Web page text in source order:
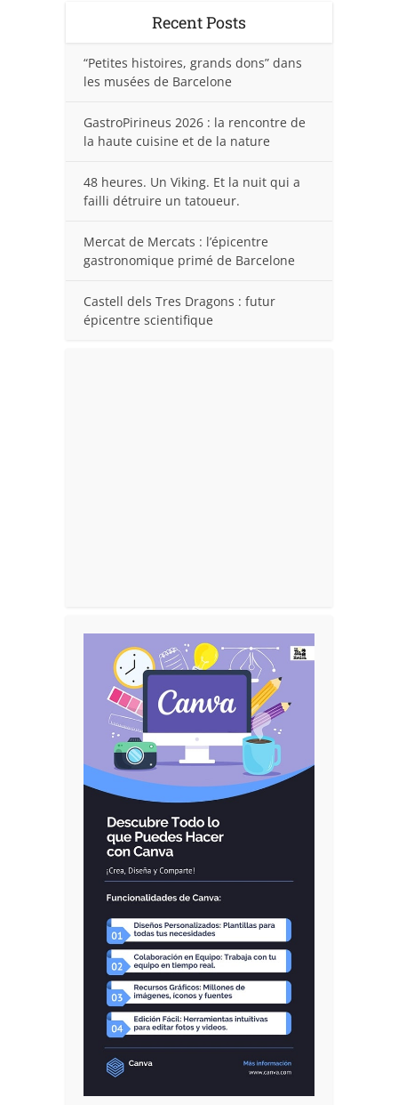
Recent Posts
“Petites histoires, grands dons” dans
les musées de Barcelone
GastroPirineus 2026 : la rencontre de
la haute cuisine et de la nature
48 heures. Un Viking. Et la nuit qui a
failli détruire un tatoueur.
Mercat de Mercats : l’épicentre
gastronomique primé de Barcelone
Castell dels Tres Dragons : futur
épicentre scientifique